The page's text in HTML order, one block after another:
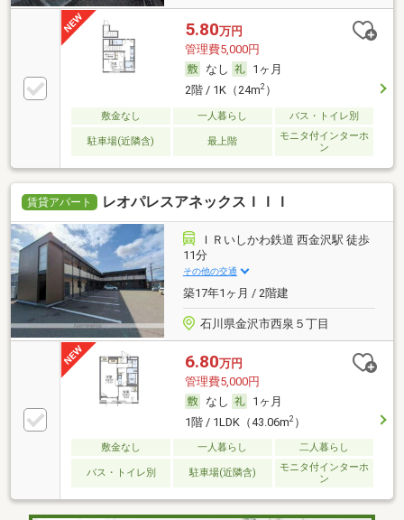
5.80万円
管理費5,000円
なし
1ヶ月
2階 / 1K（24m2）
敷金なし 一人暮らし バス・トイレ別
駐車場(近隣含) 最上階
モニタ付インターホ
ン
賃貸アパート レオパレスアネックスＩＩＩ
ＩＲいしかわ鉄道 西金沢駅 徒歩
11分
その他の交通
築17年1ヶ月 / 2階建
石川県金沢市西泉５丁目
6.80万円
管理費5,000円
なし
1ヶ月
1階 / 1LDK（43.06m2）
敷金なし 一人暮らし 二人暮らし
バス・トイレ別 駐車場(近隣含)
モニタ付インターホ
ン